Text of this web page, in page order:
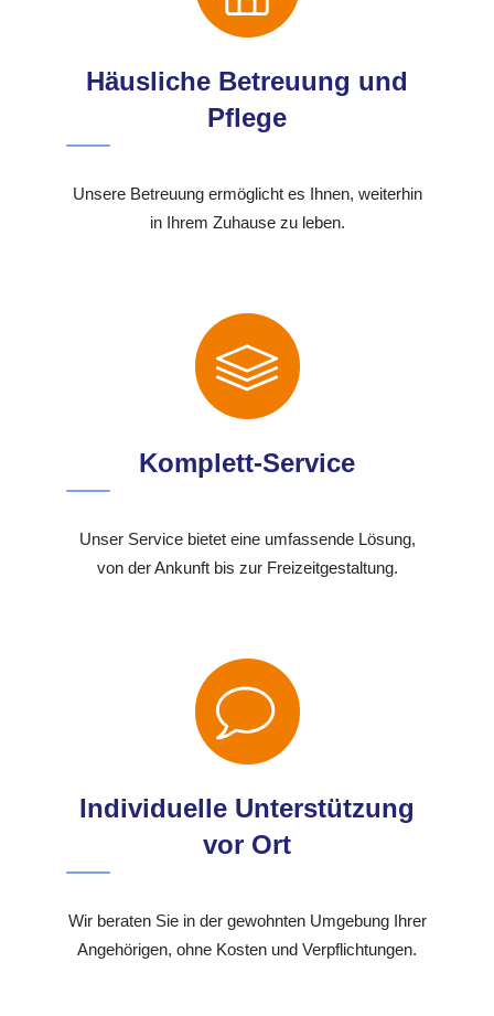
Häusliche Betreuung und
Pflege
Unsere Betreuung ermöglicht es Ihnen, weiterhin
in Ihrem Zuhause zu leben.
Komplett-Service
Unser Service bietet eine umfassende Lösung,
von der Ankunft bis zur Freizeitgestaltung.
Individuelle Unterstützung
vor Ort
Wir beraten Sie in der gewohnten Umgebung Ihrer
Angehörigen, ohne Kosten und Verpflichtungen.